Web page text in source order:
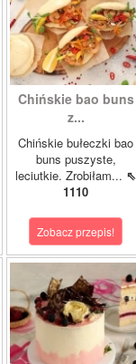
Chińskie bao buns
z...
Chińskie bułeczki bao
buns puszyste,
leciutkie. Zrobiłam... ⇖
1110
Zobacz przepis!